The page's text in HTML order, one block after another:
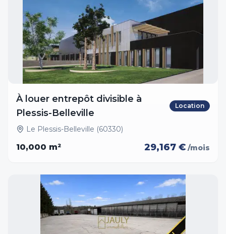
À louer entrepôt divisible à
Plessis-Belleville
Location
Le Plessis-Belleville (60330)
10,000 m² 29,167 € /mois